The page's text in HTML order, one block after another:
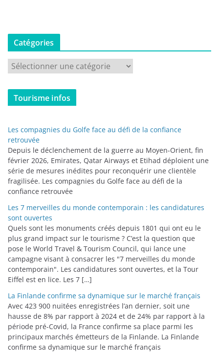
Catégories
a
t
o
r
i
e
s
Tourisme infos
Les compagnies du Golfe face au défi de la confiance
retrouvée
Depuis le déclenchement de la guerre au Moyen-Orient, fin
février 2026, Emirates, Qatar Airways et Etihad déploient une
série de mesures inédites pour reconquérir une clientèle
fragilisée. Les compagnies du Golfe face au défi de la
confiance retrouvée
Les 7 merveilles du monde contemporain : les candidatures
sont ouvertes
Quels sont les monuments créés depuis 1801 qui ont eu le
plus grand impact sur le tourisme ? C’est la question que
pose le World Travel & Tourism Council, qui lance une
campagne visant à consacrer les "7 merveilles du monde
contemporain". Les candidatures sont ouvertes, et la Tour
Eiffel est en lice. Les 7 […]
La Finlande confirme sa dynamique sur le marché français
Avec 423 900 nuitées enregistrées l’an dernier, soit une
hausse de 8% par rapport à 2024 et de 24% par rapport à la
période pré-Covid, la France confirme sa place parmi les
principaux marchés émetteurs de la Finlande. La Finlande
confirme sa dynamique sur le marché français